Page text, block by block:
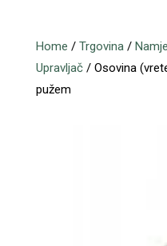
Home / Trgovina /
Upravljač/ Osovina
pužem